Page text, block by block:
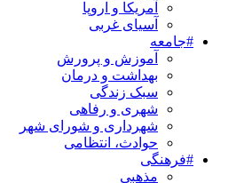
آمریکا و اروپا
آسیای غربی
#جامعه
آموزش و پرورش
بهداشت و درمان
سبک زندگی
شهری و رفاهی
شهرداری و شورای شهر
حوادث، انتظامی
#فرهنگی
مذهبی